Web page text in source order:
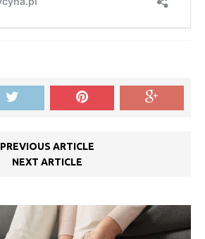
PREVIOUS ARTICLE
NEXT ARTICLE